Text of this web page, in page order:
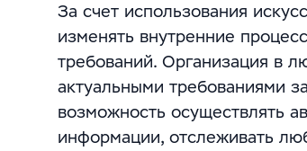
За счет использования
изменять внутренние
требований. Организация в
актуальными требованиями
возможность осуществлять
информации, отслеживать